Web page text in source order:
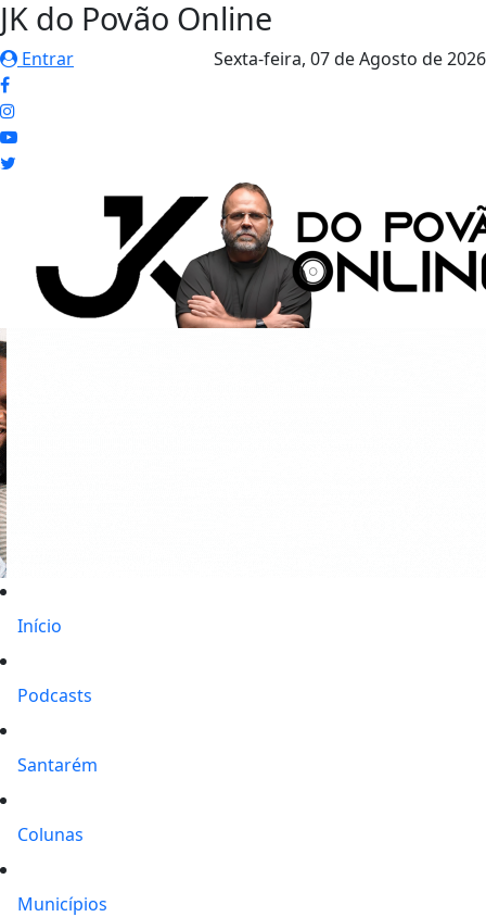
JK do Povão Online
Entrar Sexta-feira, 07 de Agosto de 2026
Início
Podcasts
Santarém
Colunas
Municípios